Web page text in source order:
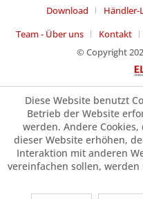
Download Händler-
Team - Über uns
Kontakt
© Copyright
Diese Website benutzt
Betrieb der Website
werden. Andere
dieser Website erhöhen,
Interaktion mit anderen
vereinfachen sollen,